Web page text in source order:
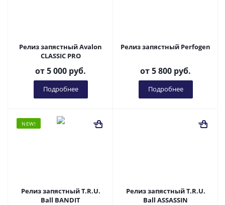
Релиз запястный Avalon
CLASSIC PRO
от5 000 руб.
Подробнее
Релиз запястный Perfogen
от5 800 руб.
Подробнее
NEW!
Релиз запястный T.R.U.
Ball BANDIT
Релиз запястный T.R.U.
Ball ASSASSIN